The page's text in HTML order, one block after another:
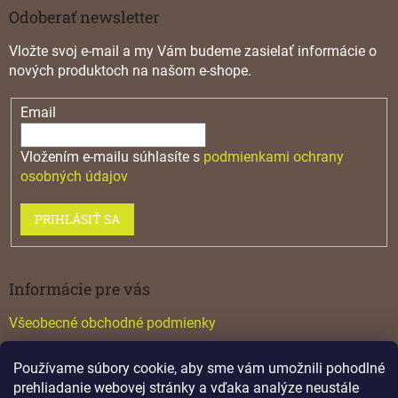
Používame súbory cookie, aby sme vám umožnili pohodlné
prehliadanie webovej stránky a vďaka analýze neustále
Odoberať newsletter
Vložte svoj e-mail a my Vám budeme zasielať informácie o
nových produktoch na našom e-shope.
Email
Vložením e-mailu súhlasíte s podmienkami ochrany
osobných údajov
PRIHLÁSIŤ SA
Informácie pre vás
Všeobecné obchodné podmienky
Katalógy